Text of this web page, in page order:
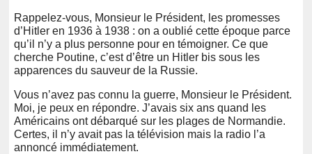
Rappelez-vous, Monsieur le Président, les promesses
d’Hitler en 1936 à 1938 : on a oublié cette époque parce
qu’il n’y a plus personne pour en témoigner. Ce que
cherche Poutine, c’est d’être un Hitler bis sous les
apparences du sauveur de la Russie.
Vous n’avez pas connu la guerre, Monsieur le Président.
Moi, je peux en répondre. J’avais six ans quand les
Américains ont débarqué sur les plages de Normandie.
Certes, il n’y avait pas la télévision mais la radio l’a
annoncé immédiatement.